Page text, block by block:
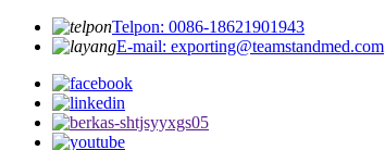
Telpon: 0086-18621901943
E-mail: exporting@teamstandmed.com